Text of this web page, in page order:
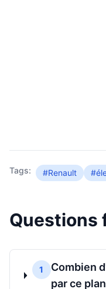
Tags: #Renault
Questions
1
Combien
par ce